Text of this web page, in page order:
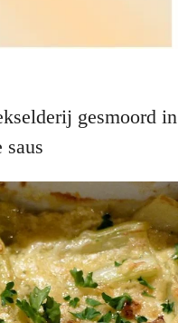
gesmoord in
saus